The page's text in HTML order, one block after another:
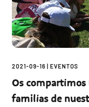
2021-09-16 EVENTOS
Os compartimos
familias de